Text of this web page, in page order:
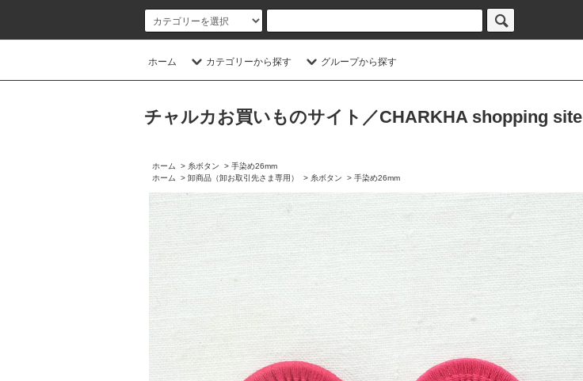
ホーム カテゴリーから探す グループから探す
チャルカお買いものサイト／CHARKHA shopping site
ホーム > 糸ボタン > 手染め26mm
ホーム
> 卸商品（卸お取引先さま専用） > 糸ボタン > 手染め26mm